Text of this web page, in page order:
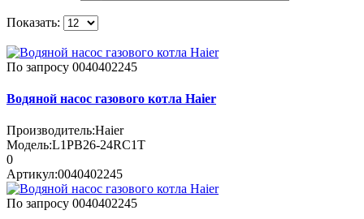
Показать:
По запросу 0040402245
Водяной насос газового котла Haier
Производитель:Haier
Модель:L1PB26-24RC1T
0
Артикул:0040402245
По запросу 0040402245